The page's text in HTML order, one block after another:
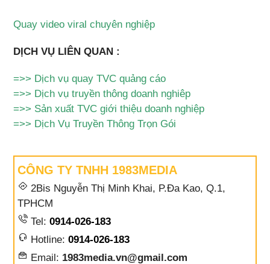
Quay video viral chuyên nghiệp
DỊCH VỤ LIÊN QUAN :
=>> Dịch vụ quay TVC quảng cáo
=>> Dịch vụ truyền thông doanh nghiêp
=>> Sản xuất TVC giới thiệu doanh nghiệp
=>> Dịch Vụ Truyền Thông Trọn Gói
CÔNG TY TNHH 1983MEDIA
2Bis Nguyễn Thị Minh Khai, P.Đa Kao, Q.1,
TPHCM
Tel:0914-026-183
Hotline:0914-026-183
Email: 1983media.vn@gmail.com